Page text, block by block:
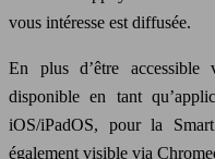
vous intéresse est diffusée.
En plus d’être
disponible en tant
iOS/iPadOS, pour la
également visible via